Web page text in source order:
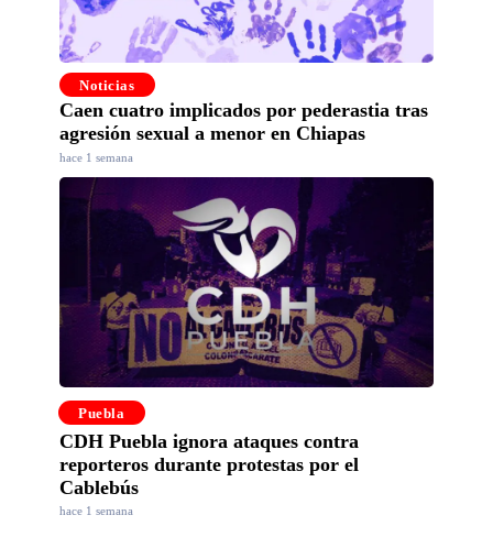
Noticias
Caen cuatro implicados por pederastia tras
agresión sexual a menor en Chiapas
hace 1 semana
Puebla
CDH Puebla ignora ataques contra
reporteros durante protestas por el
Cablebús
hace 1 semana